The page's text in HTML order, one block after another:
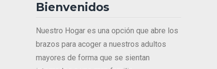
Bienvenidos
Nuestro Hogar es una opción que abre los
brazos para acoger a nuestros adultos
mayores de forma que se sientan